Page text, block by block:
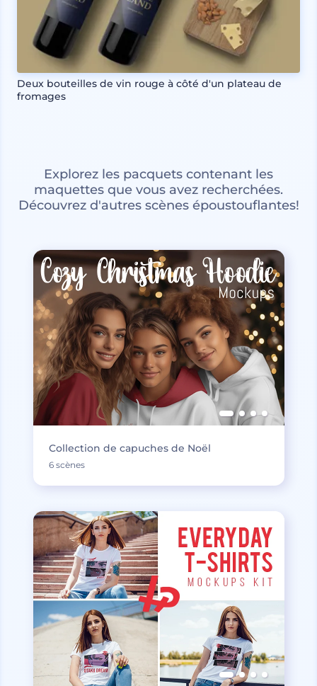
Deux bouteilles de vin rouge à côté d'un plateau de
fromages
Explorez les pacquets contenant les
maquettes que vous avez recherchées.
Découvrez d'autres scènes époustouflantes!
Collection de capuches de Noël
6 scènes